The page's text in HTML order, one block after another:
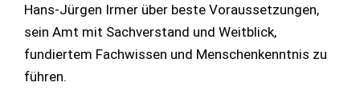
Hans-Jürgen Irmer über beste Voraussetzungen,
sein Amt mit Sachverstand und Weitblick,
fundiertem Fachwissen und Menschenkenntnis zu
führen.